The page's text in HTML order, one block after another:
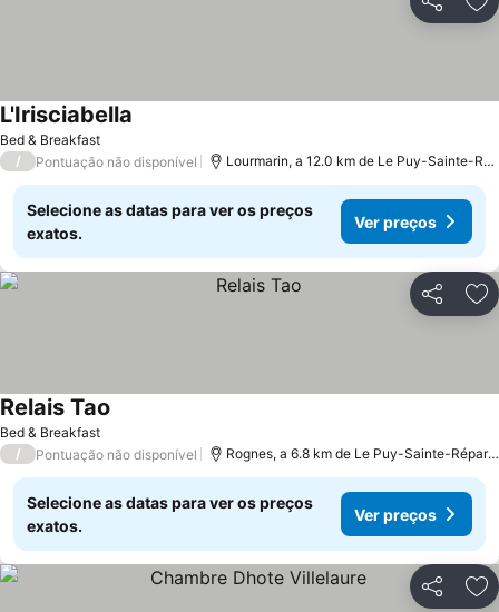
Partilhar
Bed & Breakfast
L'Irisciabella
/ Pontuação não disponível Lourmarin, a 12.0 km de Le Puy-Sainte-Réparade
Selecione as datas para ver os preços
exatos.
Ver preços
Partilhar
Bed & Breakfast
Relais Tao
/ Pontuação não disponível Rognes, a 6.8 km de Le Puy-Sainte-Réparade
Selecione as datas para ver os preços
exatos.
Ver preços
Partilhar